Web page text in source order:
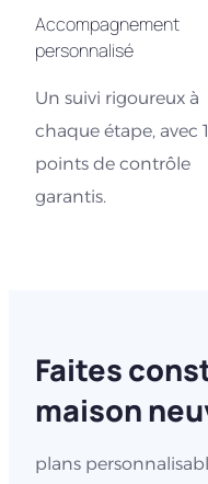
Accompagnement
personnalisé
Un suivi rigoureux à
chaque étape, avec
points de contrôle
garantis.
Faites
maison
plans